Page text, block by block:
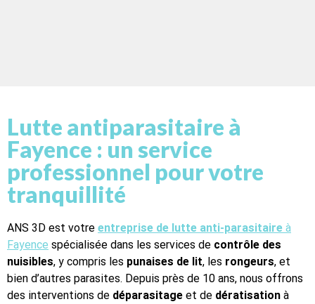
Lutte antiparasitaire à
Fayence : un service
professionnel pour votre
tranquillité
ANS 3D est votre entreprise de lutte anti-parasitaire à
Fayence spécialisée dans les services de contrôle des
nuisibles, y compris les punaises de lit, les rongeurs, et
bien d’autres parasites. Depuis près de 10 ans, nous offrons
des interventions de déparasitage et de dératisation à